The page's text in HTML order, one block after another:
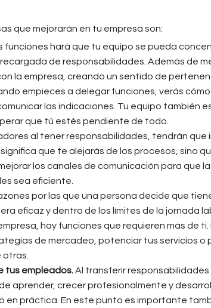
que mejorarán en tu empresa son:
funciones hará que tu equipo se pueda
de responsabilidades. Además de
la empresa, creando un sentido de
empieces a delegar funciones, verás
las indicaciones. Tu equipo también
que tú estés pendiente de todo.
al tener responsabilidades, tendrán que
que te alejarás de los procesos, sino
los canales de comunicación para que la
sea eficiente.
por las que una persona decide que
eficaz y dentro de los límites de la jornada
hay funciones que requieren más de ti.
de mercadeo, potenciar tus servicios o
tus empleados.Al transferir
aprender, crecer profesionalmente y
en práctica. En este punto es importante